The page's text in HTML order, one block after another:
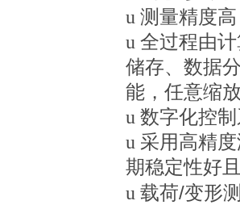
u 测量精度
u 全过程由
储存、数据
能，任意缩
u 数字化控
u 采用高精
期稳定性好
u 载荷/变形